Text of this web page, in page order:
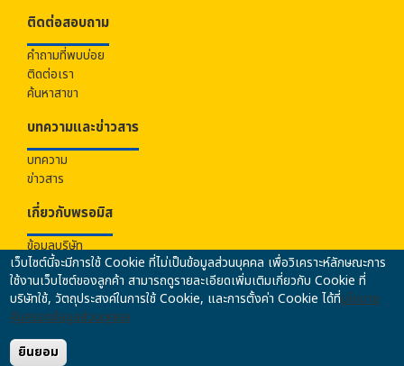
ติดต่อสอบถาม
คำถามที่พบบ่อย
ติดต่อเรา
ค้นหาสาขา
บทความและข่าวสาร
บทความ
ข่าวสาร
เกี่ยวกับพรอมิส
ข้อมูลบริษัท
ร่วมงานกับเรา
นโยบายคุ้มครองข้อมูลส่วนบุคคล
นโยบายความปลอดภัยของข้อมูล
นโยบายการป้องกันและปราบปรามการฟอกเงินฯ
ข้อมูลคุณภาพการให้บริการ
เว็บไซต์นี้จะมีการใช้ Cookie ที่ไม่เป็นข้อมูลส่วนบุคคล เพื่อวิเคราะห์ลักษณะการ
ใช้งานเว็บไซต์ของลูกค้า สามารถดูรายละเอียดเพิ่มเติมเกี่ยวกับ Cookie ที่
บริษัทใช้, วัตถุประสงค์ในการใช้ Cookie, และการตั้งค่า Cookie ได้ที่นโยบาย
คุ้มครองข้อมูลส่วนบุคคล
ยินยอม